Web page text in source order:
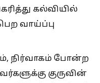
கல்வியில்
வாய்ப்பு
நிர்வாகம் போன்ற
குருவின்